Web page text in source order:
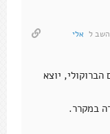
השב ל אלי
יוצא
במקרר.